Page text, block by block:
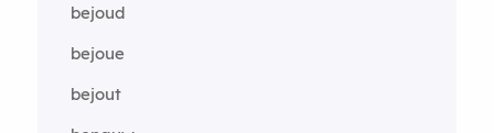
bejoud
bejoue
bejout